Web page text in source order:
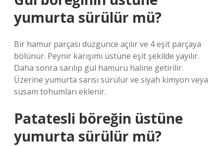
yumurta sürülür mü?
Bir hamur parçası düzgünce açılır ve 4 eşit parçaya
bölünür. Peynir karışımı üstüne eşit şekilde yayılır.
Daha sonra sarılıp gül hamuru haline getirilir.
Üzerine yumurta sarısı sürülür ve siyah kimyon veya
susam tohumları eklenir.
Patatesli böreğin üstüne
yumurta sürülür mü?